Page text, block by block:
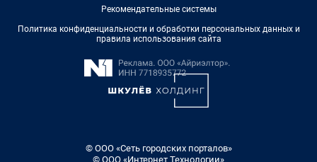
Рекомендательные системы
Политика конфиденциальности и обработки персональных данных и
правила использования сайта
© ООО «Сеть городских порталов»
© ООО «Интернет Технологии»